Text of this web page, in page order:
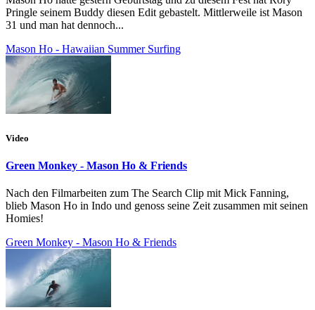
Pringle seinem Buddy diesen Edit gebastelt. Mittlerweile ist Mason
31 und man hat dennoch...
Mason Ho - Hawaiian Summer Surfing
Video
Green Monkey - Mason Ho & Friends
Nach den Filmarbeiten zum The Search Clip mit Mick Fanning,
blieb Mason Ho in Indo und genoss seine Zeit zusammen mit seinen
Homies!
Green Monkey - Mason Ho & Friends